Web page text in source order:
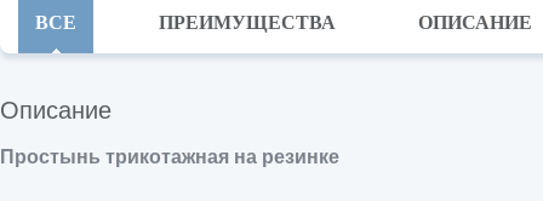
ВСЕ ПРЕИМУЩЕСТВА ОПИСАНИЕ
Описание
Простынь трикотажная на резинке